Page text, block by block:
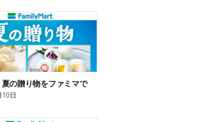
夏の贈り物をファミマで
10日